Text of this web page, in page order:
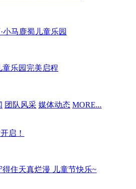
小马鹿蜀儿童乐园
童乐园完美启程
团队风采 媒体动态 MORE...
启！
住天真烂漫 儿童节快乐~